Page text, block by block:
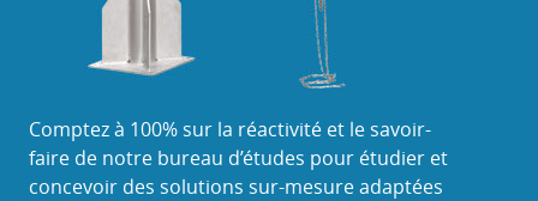
Comptez à 100% sur la réactivité et le savoir-
faire de notre bureau d’études pour étudier et
concevoir des solutions sur-mesure adaptées